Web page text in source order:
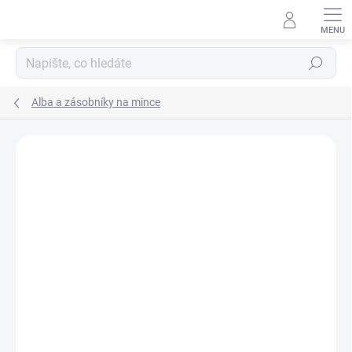
Hledat
Alba a zásobníky na mince